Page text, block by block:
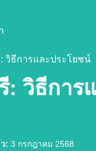
วิธีการและประโยชน์
: วิธีการ
: 3 กรกฎาคม 2568